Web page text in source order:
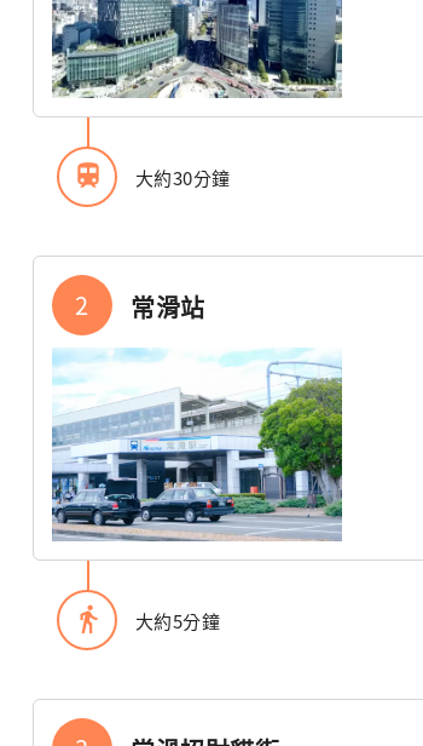
train 大約30分鐘
2 常滑站
directions_walk 大約5分鐘